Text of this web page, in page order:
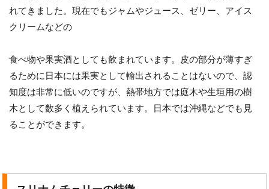
れてきました。現在でもジャムやジュース、ゼリー、アイス
クリームなどの
食べ物や果実酒としても飲まれています。皮の部分が薄すぎ
るために日本には果実として輸出されることはないので、認
知度は非常に低いのですが、熱帯地方では庭木や生垣用の樹
木として数多く植えられています。日本では沖縄などでも見
ることができます。